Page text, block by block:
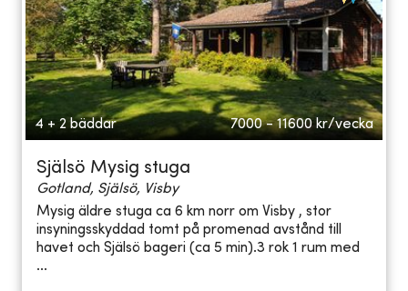
4 + 2 bäddar 7000 - 11600 kr/vecka
Själsö Mysig stuga
Gotland, Själsö, Visby
Mysig äldre stuga ca 6 km norr om Visby , stor
insyningsskyddad tomt på promenad avstånd till
havet och Själsö bageri (ca 5 min).3 rok 1 rum med
...